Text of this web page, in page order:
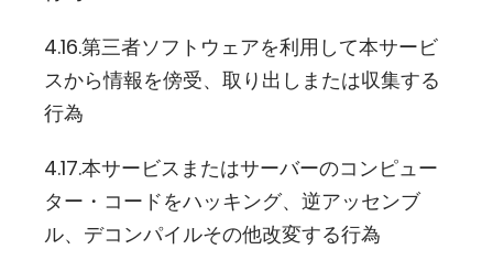
4.16.第三者ソフトウェアを利用して本サービ
スから情報を傍受、取り出しまたは収集する
行為
4.17.本サービスまたはサーバーのコンピュー
ター・コードをハッキング、逆アッセンブ
ル、デコンパイルその他改変する行為